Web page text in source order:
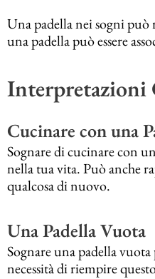
Una padella nei sogni può
una padella può essere
Interpretazioni
Cucinare con una
Sognare di cucinare con
nella tua vita. Può anche
qualcosa di nuovo.
Una Padella Vuota
Sognare una padella
necessità di riempire